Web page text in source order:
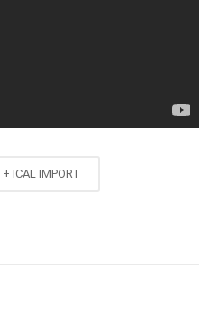
+ ICAL IMPORT